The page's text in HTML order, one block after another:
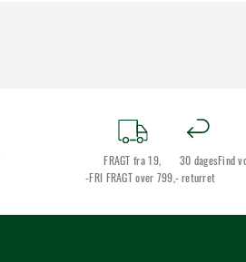
FRAGT fra 19,
-FRI FRAGT over 799,-
30 dages
returret
Find